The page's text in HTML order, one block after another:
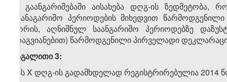
4. გაანგარიშებაში აისახება დღგ-ის
საანაგარიშო პერიოდების მიხედვით
შორის, აღნიშნულ საანგარიშო პერიოდებზე
(დაგვიანებით) წარმოდგენილი პირველადი
მაგალითი 3:
შპს X დღგ-ის გადამხდელად რეგისტრირებულია 2014